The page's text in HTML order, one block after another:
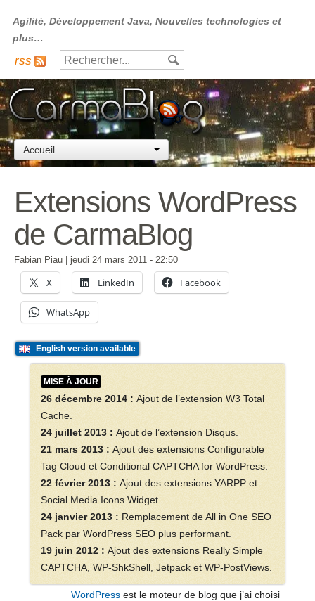
Agilité, Développement Java, Nouvelles technologies et
plus…
rss
Accueil
Extensions WordPress
de CarmaBlog
Fabian Piau jeudi 24 mars 2011 - 22:50
X LinkedIn Facebook
WhatsApp
English version available
MISE À JOUR
26 décembre 2014 : Ajout de l’extension W3 Total
Cache.
24 juillet 2013 : Ajout de l’extension Disqus.
21 mars 2013 : Ajout des extensions Configurable
Tag Cloud et Conditional CAPTCHA for WordPress.
22 février 2013 : Ajout des extensions YARPP et
Social Media Icons Widget.
24 janvier 2013 : Remplacement de All in One SEO
Pack par WordPress SEO plus performant.
19 juin 2012 : Ajout des extensions Really Simple
CAPTCHA, WP-ShkShell, Jetpack et WP-PostViews.
WordPress est le moteur de blog que j’ai choisi